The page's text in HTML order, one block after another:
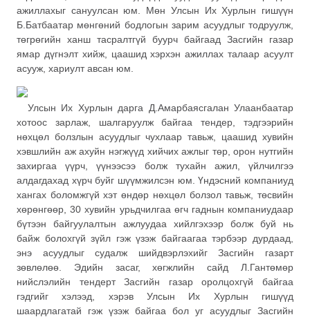
ажиллахыг сануулсан юм. Мөн Улсын Их Хурлын гишүүн
Б.Батбаатар мөнгөний бодлогын зарим асуудлыг тодруулж,
төгрөгийн ханш тасралтгүй буурч байгаад Засгийн газар
ямар дүгнэлт хийж, цаашид хэрхэн ажиллах талаар асуулт
асууж, хариулт авсан юм.
Улсын Их Хурлын дарга Д.Амарбаясгалан Улаанбаатар
хотоос зарлаж, шалгаруулж байгаа тендер, тэдгээрийн
нөхцөл болзлын асуудлыг чухлаар тавьж, цаашид хувийн
хэвшлийн аж ахуйн нэгжүүд хийчих ажлыг төр, орон нутгийн
захиргаа үүрч, үүнээсээ болж тухайн ажил, үйлчилгээ
алдагдахад хүрч буйг шүүмжилсэн юм. Үндэсний компаниуд
хангах боломжгүй хэт өндөр нөхцөл болзол тавьж, төсвийн
хөрөнгөөр, 30 хувийн урьдчилгаа өгч гаднын компаниудаар
бүтээн байгуулалтын ажлуудаа хийлгэхээр болж буй нь
байж болохгүй зүйл гэж үзэж байгаагаа тэрбээр дурдаад,
энэ асуудлыг судалж шийдвэрлэхийг Засгийн газарт
зөвлөлөө. Эдийн засаг, хөгжлийн сайд Л.Гантөмөр
нийслэлийн тендерт Засгийн газар оролцохгүй байгаа
гэдгийг хэлээд, хэрэв Улсын Их Хурлын гишүүд
шаардлагатай гэж үзэж байгаа бол уг асуудлыг Засгийн